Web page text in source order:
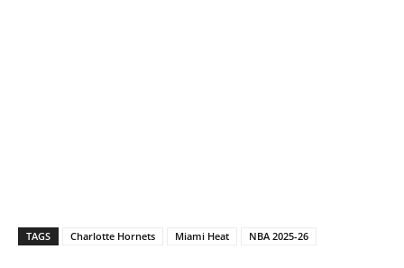
TAGS Charlotte Hornets Miami Heat NBA 2025-26